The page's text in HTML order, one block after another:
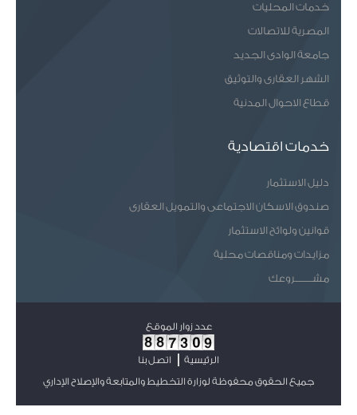
خدمات المحليات
المصرية للاتصالات
جامعة الوادى الجديد
الشهر العقارى والتوثيق
قطاع الاحوال المدنية
خدمات اقتصادية
دليل الاستثمار
صندوق الاسكان الاجتماعى والتمويل العقارى
قوانين ولوائح الاستثمار
مزايدات ومناقصات محلية
مشـــــــروعك
عدد زوار الموقع
الرئيسية
اتصل بنا
جميع الحقوق محفوظة لوزارة التخطيط والمتابعة والإصلاح الإداري